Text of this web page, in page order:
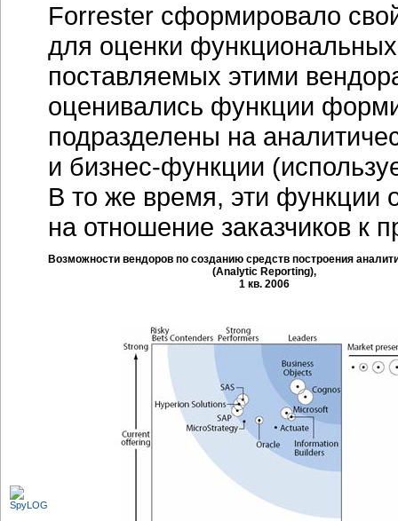
Forrester сформировало
для оценки
поставляемых этими
оценивались функции
подразделены на
и бизнес-функции
В то же время, эти функции
на отношение заказчиков к
Возможности вендоров по созданию средств построения
(Analytic Reporting),
1 кв. 2006